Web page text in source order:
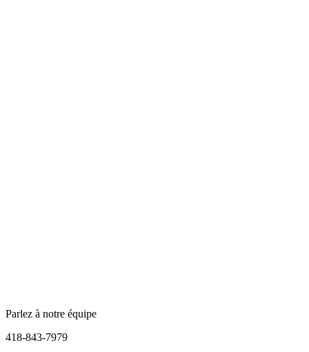
Parlez à notre équipe
418-843-7979